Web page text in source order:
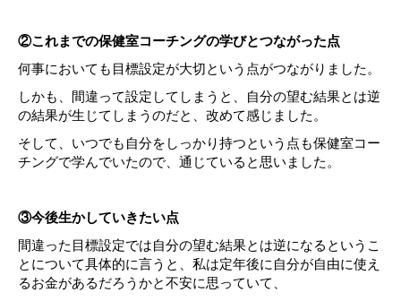
②これまでの保健室コーチングの学びとつながった点
何事においても目標設定が大切という点がつながりました。
しかも、間違って設定してしまうと、自分の望む結果とは逆
の結果が生じてしまうのだと、改めて感じました。
そして、いつでも自分をしっかり持つという点も保健室コー
チングで学んでいたので、通じていると思いました。
③今後生かしていきたい点
間違った目標設定では自分の望む結果とは逆になるというこ
とについて具体的に言うと、私は定年後に自分が自由に使え
るお金があるだろうかと不安に思っていて、